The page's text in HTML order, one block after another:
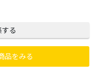
る
品をみる